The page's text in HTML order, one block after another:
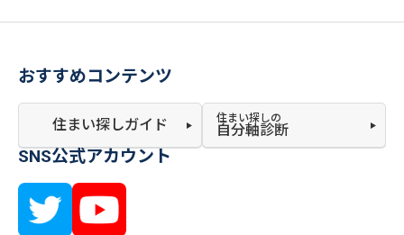
おすすめコンテンツ
住まい探しガイド 住まい探しの
自分軸診断
SNS公式アカウント